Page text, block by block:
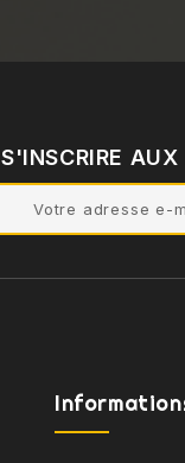
S'INSCRIRE AUX